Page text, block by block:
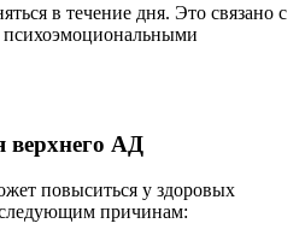
в течение дня. Это связано с
психоэмоциональными
АД
повыситься у здоровых
причинам: